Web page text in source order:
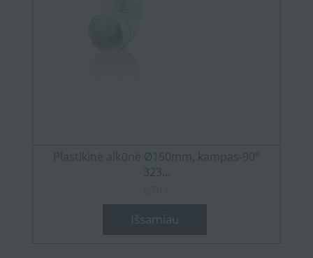
Plastikinė alkūnė Ø150mm, kampas-90°
323...
Išsamiau